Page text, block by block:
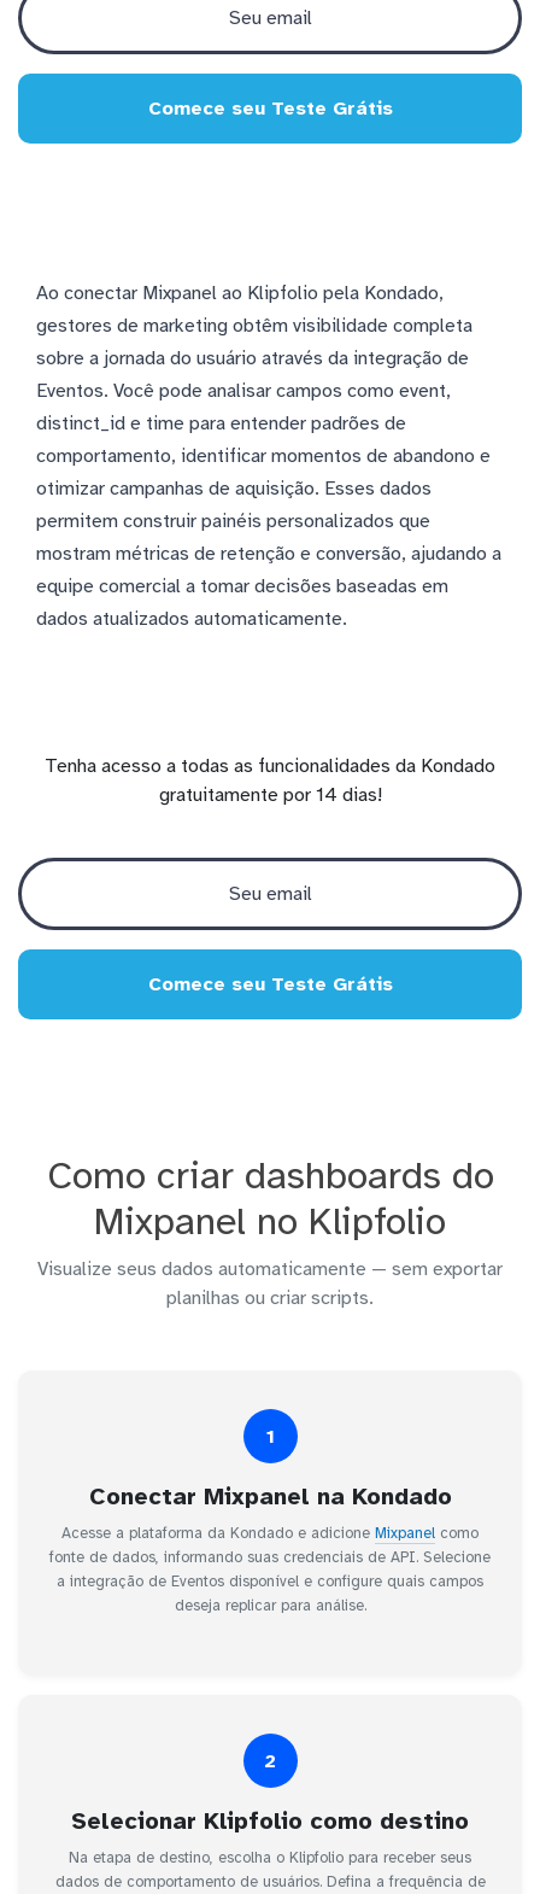
Comece seu Teste Grátis
Ao conectar Mixpanel ao Klipfolio pela Kondado,
gestores de marketing obtêm visibilidade completa
sobre a jornada do usuário através da integração de
Eventos. Você pode analisar campos como event,
distinct_id e time para entender padrões de
comportamento, identificar momentos de abandono e
otimizar campanhas de aquisição. Esses dados
permitem construir painéis personalizados que
mostram métricas de retenção e conversão, ajudando a
equipe comercial a tomar decisões baseadas em
dados atualizados automaticamente.
Tenha acesso a todas as funcionalidades da Kondado
gratuitamente por 14 dias!
Comece seu Teste Grátis
Como criar dashboards do
Mixpanel no Klipfolio
Visualize seus dados automaticamente — sem exportar
planilhas ou criar scripts.
1
Conectar Mixpanel na Kondado
Acesse a plataforma da Kondado e adicione Mixpanel como
fonte de dados, informando suas credenciais de API. Selecione
a integração de Eventos disponível e configure quais campos
deseja replicar para análise.
2
Selecionar Klipfolio como destino
Na etapa de destino, escolha o Klipfolio para receber seus
dados de comportamento de usuários. Defina a frequência de